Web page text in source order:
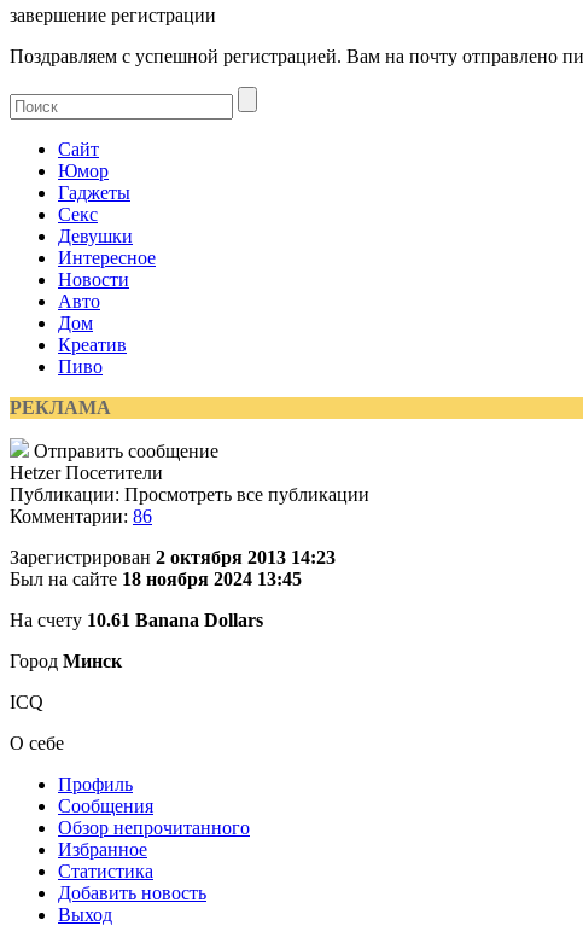
завершение регистрации
Поздравляем с успешной регистрацией. Вам на почту отправлено
Сайт
Юмор
Гаджеты
Секс
Девушки
Интересное
Новости
Авто
Дом
Креатив
Пиво
РЕКЛАМА
Отправить сообщение
HetzerПосетители
Публикации: Просмотреть все публикации
Комментарии: 86
Зарегистрирован 2 октября 2013 14:23
Был на сайте 18 ноября 2024 13:45
На счету 10.61 Banana Dollars
Город Минск
ICQ
О себе
Профиль
Сообщения
Обзор непрочитанного
Избранное
Статистика
Добавить новость
Выход